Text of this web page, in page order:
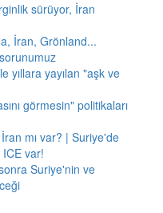
sürüyor, İran
İran, Grönland...
yıllara yayılan "aşk ve
görmesin" politikaları
mı var? | Suriye'de
var!
Suriye'nin ve